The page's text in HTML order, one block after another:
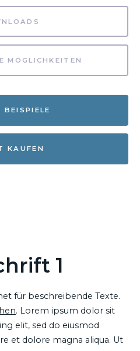
MÖGLICHKEITEN
BEISPIELE
KAUFEN
1
für beschreibende Texte.
. Lorem ipsum dolor sit
elit, sed do eiusmod
et dolore magna aliqua. Ut